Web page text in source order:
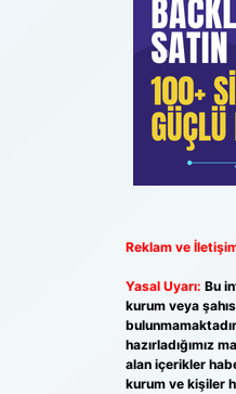
Reklam ve
Yasal Uyarı: Bu
kurum veya
hazırladığımız
alan içerikler
kurum ve kişiler